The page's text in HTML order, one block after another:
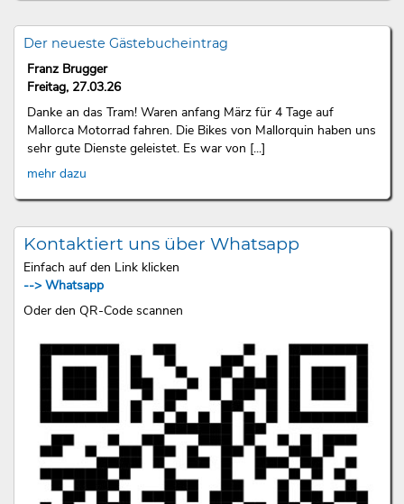
Der neueste Gästebucheintrag
Franz Brugger
Freitag, 27.03.26
Danke an das Tram! Waren anfang März für 4 Tage auf
Mallorca Motorrad fahren. Die Bikes von Mallorquin haben uns
sehr gute Dienste geleistet. Es war von [...]
mehr dazu
Kontaktiert uns über Whatsapp
Einfach auf den Link klicken
--> Whatsapp
Oder den QR-Code scannen